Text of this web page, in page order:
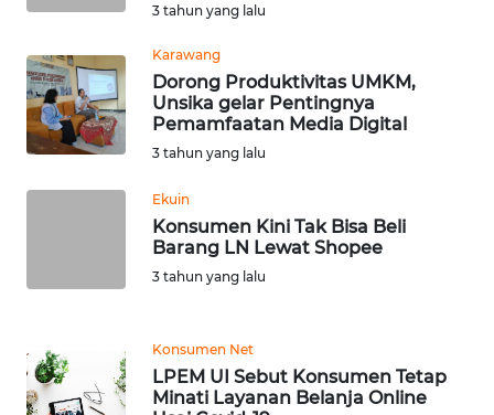
3 tahun yang lalu
Karawang
Dorong Produktivitas UMKM,
Unsika gelar Pentingnya
Pemamfaatan Media Digital
3 tahun yang lalu
Ekuin
Konsumen Kini Tak Bisa Beli
Barang LN Lewat Shopee
3 tahun yang lalu
Konsumen Net
LPEM UI Sebut Konsumen Tetap
Minati Layanan Belanja Online
WN
JOGJA
WN
KALTENG